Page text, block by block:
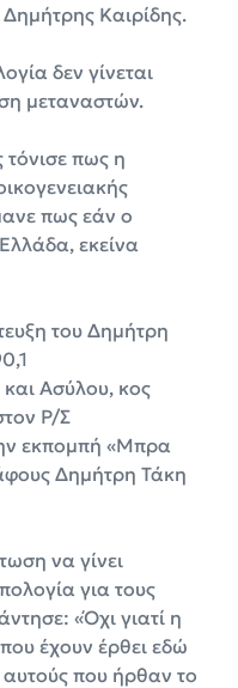
Καιρίδης.
δεν γίνεται
μεταναστών.
πως η
πως εάν ο
εκείνα
του Δημήτρη
Ασύλου, κος
Ρ/Σ
εκπομπή «Μπρα
Δημήτρη Τάκη
να γίνει
για τους
«Όχι γιατί η
έχουν έρθει εδώ
που ήρθαν το